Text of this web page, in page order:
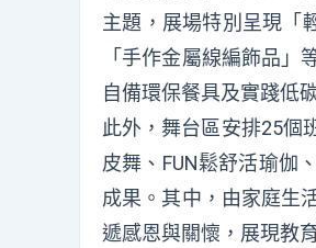
主題，展場特別呈現「
「手作金屬線編飾品
自備環保餐具及實踐低
此外，舞台區安排25個
皮舞、FUN鬆舒活瑜伽
成果。其中，由家庭生
遞感恩與關懷，展現教